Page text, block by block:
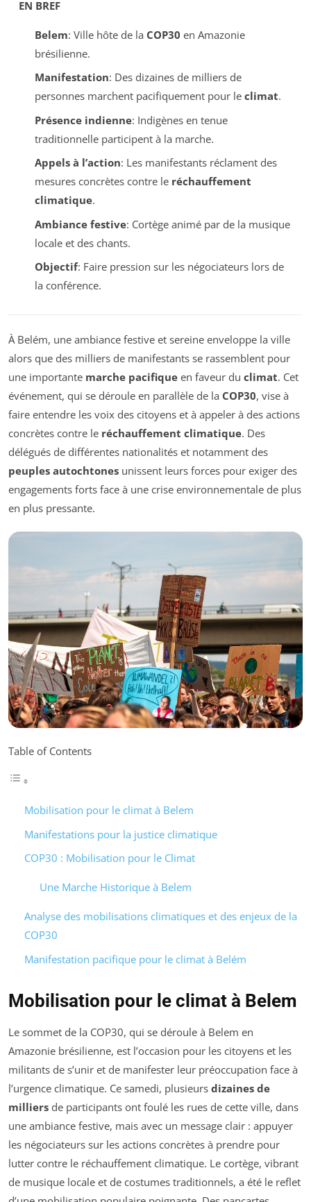
EN BREF
Belem: Ville hôte de la COP30 en Amazonie
brésilienne.
Manifestation: Des dizaines de milliers de
personnes marchent pacifiquement pour le climat.
Présence indienne: Indigènes en tenue
traditionnelle participent à la marche.
Appels à l’action: Les manifestants réclament des
mesures concrètes contre le réchauffement
climatique.
Ambiance festive: Cortège animé par de la musique
locale et des chants.
Objectif: Faire pression sur les négociateurs lors de
la conférence.
À Belém, une ambiance festive et sereine enveloppe la ville
alors que des milliers de manifestants se rassemblent pour
une importante marche pacifique en faveur du climat. Cet
événement, qui se déroule en parallèle de la COP30, vise à
faire entendre les voix des citoyens et à appeler à des actions
concrètes contre le réchauffement climatique. Des
délégués de différentes nationalités et notamment des
peuples autochtones unissent leurs forces pour exiger des
engagements forts face à une crise environnementale de plus
en plus pressante.
Table of Contents
Mobilisation pour le climat à Belem
Manifestations pour la justice climatique
COP30 : Mobilisation pour le Climat
Une Marche Historique à Belem
Analyse des mobilisations climatiques et des enjeux de la
COP30
Manifestation pacifique pour le climat à Belém
Mobilisation pour le climat à Belem
Le sommet de la COP30, qui se déroule à Belem en
Amazonie brésilienne, est l’occasion pour les citoyens et les
militants de s’unir et de manifester leur préoccupation face à
l’urgence climatique. Ce samedi, plusieurs dizaines de
milliers de participants ont foulé les rues de cette ville, dans
une ambiance festive, mais avec un message clair : appuyer
les négociateurs sur les actions concrètes à prendre pour
lutter contre le réchauffement climatique. Le cortège, vibrant
de musique locale et de costumes traditionnels, a été le reflet